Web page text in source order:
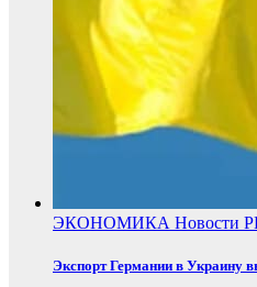
ЭКОНОМИКА Новости
Экспорт Германии в Украину